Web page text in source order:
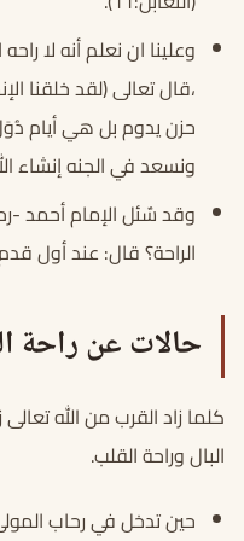
وعلينا ان نعلم أنه لا
،قال تعالى (لقد خلقنا
حزن يدوم بل هي أيام
ونسعد في الجنه إنشاء
وقد سٌئل الإمام أحمد -
الراحة؟ قال: عند أول
حالات عن راحة
كلما زاد القرب من الله
البال وراحة القلب.
حين تدخل في رحاب